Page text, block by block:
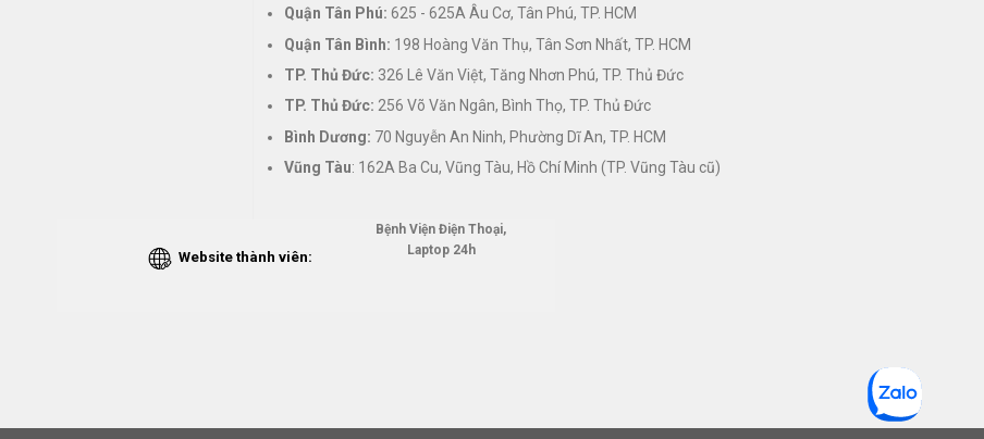
Quận Tân Phú: 625 - 625A Âu Cơ, Tân Phú, TP. HCM
Quận Tân Bình: 198 Hoàng Văn Thụ, Tân Sơn Nhất, TP. HCM
TP. Thủ Đức: 326 Lê Văn Việt, Tăng Nhơn Phú, TP. Thủ Đức
TP. Thủ Đức: 256 Võ Văn Ngân, Bình Thọ, TP. Thủ Đức
Bình Dương: 70 Nguyễn An Ninh, Phường Dĩ An, TP. HCM
Vũng Tàu: 162A Ba Cu, Vũng Tàu, Hồ Chí Minh (TP. Vũng Tàu cũ)
Website thành viên:
Bệnh Viện Điện Thoại,
Laptop 24h